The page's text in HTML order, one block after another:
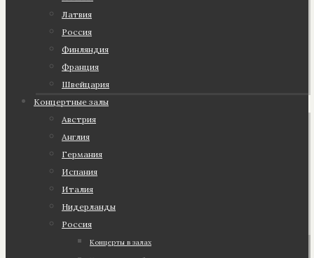
Латвия
Россия
Финляндия
Франция
Швейцария
Концертные залы
Австрия
Англия
Германия
Испания
Италия
Нидерланды
Россия
Концерты в залах